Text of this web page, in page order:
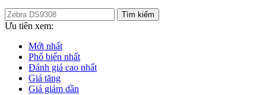
Tìm kiếm
Ưu tiên xem:
Mới nhất
Phổ biến nhất
Đánh giá cao nhất
Giá tăng
Giá giảm dần